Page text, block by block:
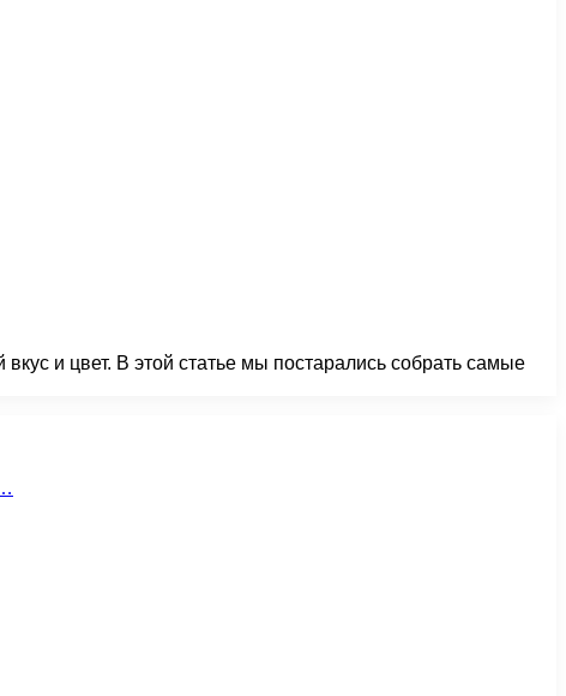
и цвет. В этой статье мы постарались собрать самые